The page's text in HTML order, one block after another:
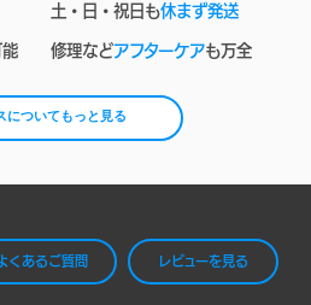
土・日・祝日も休まず発送
修理などアフターケアも万全
についてもっと見る
くあるご質問 レビューを見る